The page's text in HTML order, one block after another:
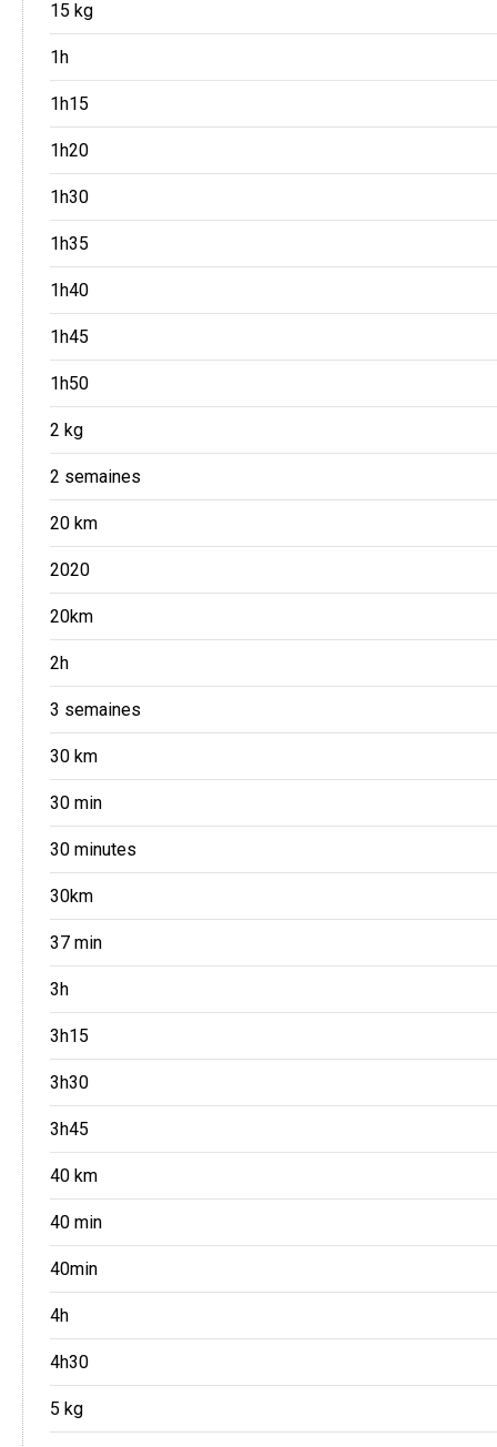
15 kg
1h
1h15
1h20
1h30
1h35
1h40
1h45
1h50
2 kg
2 semaines
20 km
2020
20km
2h
3 semaines
30 km
30 min
30 minutes
30km
37 min
3h
3h15
3h30
3h45
40 km
40 min
40min
4h
4h30
5 kg